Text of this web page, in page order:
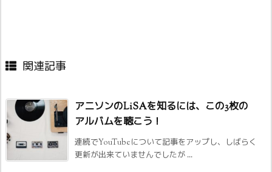
関連記事
アニソンのLiSAを知るには、この3枚の
アルバムを聴こう！
連続でYouTubeについて記事をアップし、しばらく
更新が出来ていませんでしたが ...